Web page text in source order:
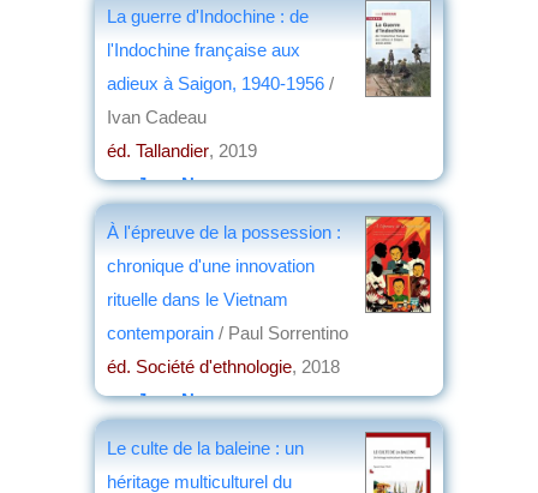
La guerre d'Indochine : de
l'Indochine française aux
adieux à Saigon, 1940-1956 /
Ivan Cadeau
éd. Tallandier, 2019
parJean Nemo
À l'épreuve de la possession :
chronique d'une innovation
rituelle dans le Vietnam
contemporain / Paul Sorrentino
éd. Société d'ethnologie, 2018
parJean Nemo
Le culte de la baleine : un
héritage multiculturel du